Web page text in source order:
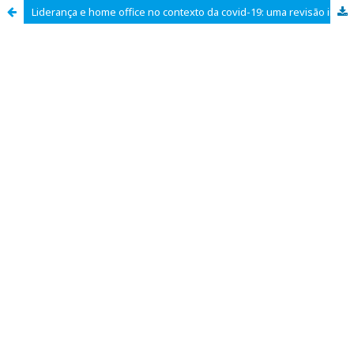
Liderança e home office no contexto da covid-19: uma revisão integrativa da literatura